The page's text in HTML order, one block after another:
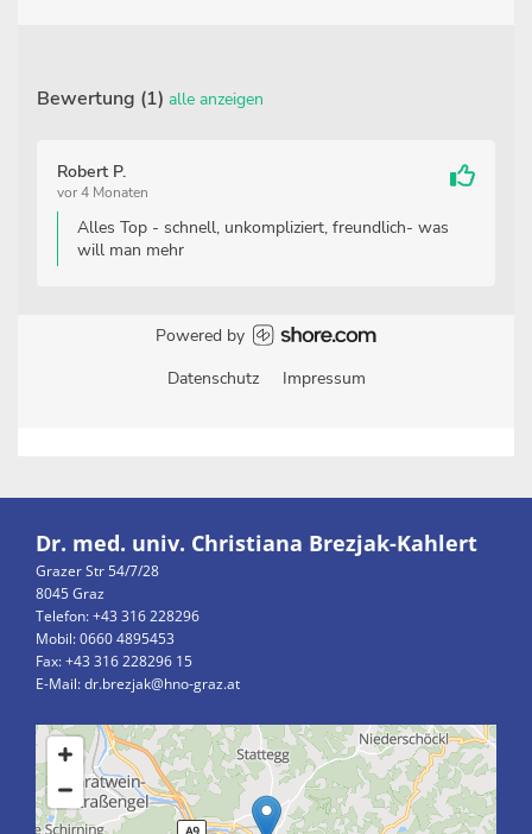
Dr. med. univ. Christiana Brezjak-Kahlert
Grazer Str 54/7/28
8045 Graz
Telefon:+43 316 228296
Mobil: 0660 4895453
Fax: +43 316 228296 15
E-Mail:dr.brezjak@hno-graz.at